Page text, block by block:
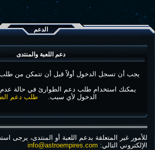
الدعم
دعم اللعبة والمنتدى
يجب أن تسجل الدخول أولاً قبل أن تتمكن من
يمكنك استخدام طلب دعم الطوارئ في حالة
الدخول لأي سبب. طلب دعم
للأمور غير المتعلقة بدعم اللعبة أو المنتدى، يرجى
الإلكتروني التالي: info@astroempires.com